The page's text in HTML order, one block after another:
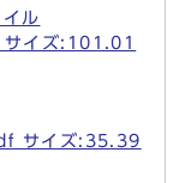
ル
イズ:101.01
サイズ:35.39